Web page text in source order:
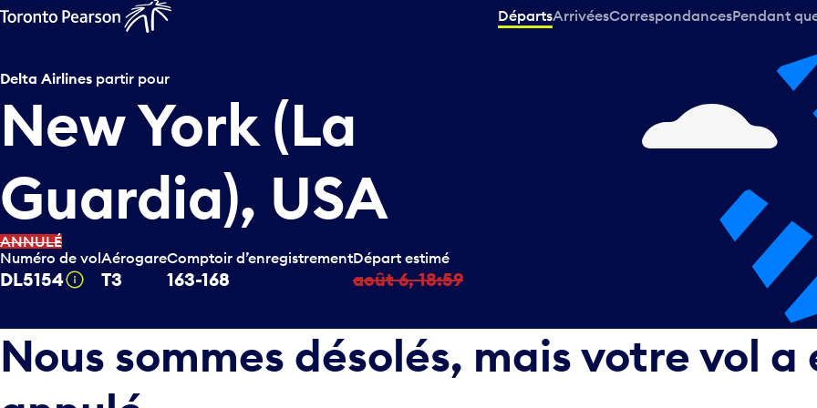
DépartsArrivéesCorrespondancesPendant
Delta Airlines partir pour
New York (La
Guardia), USA
ANNULÉ
Numéro de vol
DL5154 Infobulle
Aérogare
T3
Comptoir d’enregistrement
163-168
Départ estimé
août 6, 18:59
Nous sommes désolés, mais votre vol a